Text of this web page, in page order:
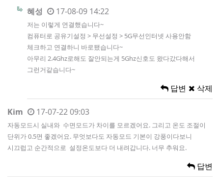
혜성 17-08-09 14:22
저는 이렇게 연결했습니다~
컴퓨터로 공유기설정 > 무선설정 > 5G무선인터넷 사용안함
체크하고 연결하니 바로됐습니다~
아무리 2.4Ghz로해도 잘안되는게 5Ghz신호도 왔다갔다해서
그런거같습니다~
답변 삭제
Kim 17-07-22 09:03
자동모드시 실내와 수면모드가 차이를 모르겠어요. 그리고 온도 조절이
단위가 0.5면 좋겠어요. 무엇보다도 자동모드 기본이 강풍이다보니
시끄럽고 순간적으로 설정온도보다 더 내려갑니다. 너무 추워요.
답변